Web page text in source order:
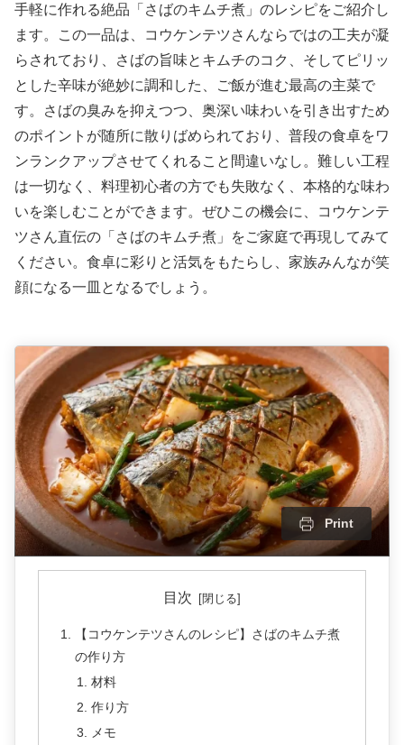
手軽に作れる絶品「さばのキムチ煮」のレシピをご紹介し
ます。この一品は、コウケンテツさんならではの工夫が凝
らされており、さばの旨味とキムチのコク、そしてピリッ
とした辛味が絶妙に調和した、ご飯が進む最高の主菜で
す。さばの臭みを抑えつつ、奥深い味わいを引き出すため
のポイントが随所に散りばめられており、普段の食卓をワ
ンランクアップさせてくれること間違いなし。難しい工程
は一切なく、料理初心者の方でも失敗なく、本格的な味わ
いを楽しむことができます。ぜひこの機会に、コウケンテ
ツさん直伝の「さばのキムチ煮」をご家庭で再現してみて
ください。食卓に彩りと活気をもたらし、家族みんなが笑
顔になる一皿となるでしょう。
Print
目次
【コウケンテツさんのレシピ】さばのキムチ煮
の作り方
材料
作り方
メモ